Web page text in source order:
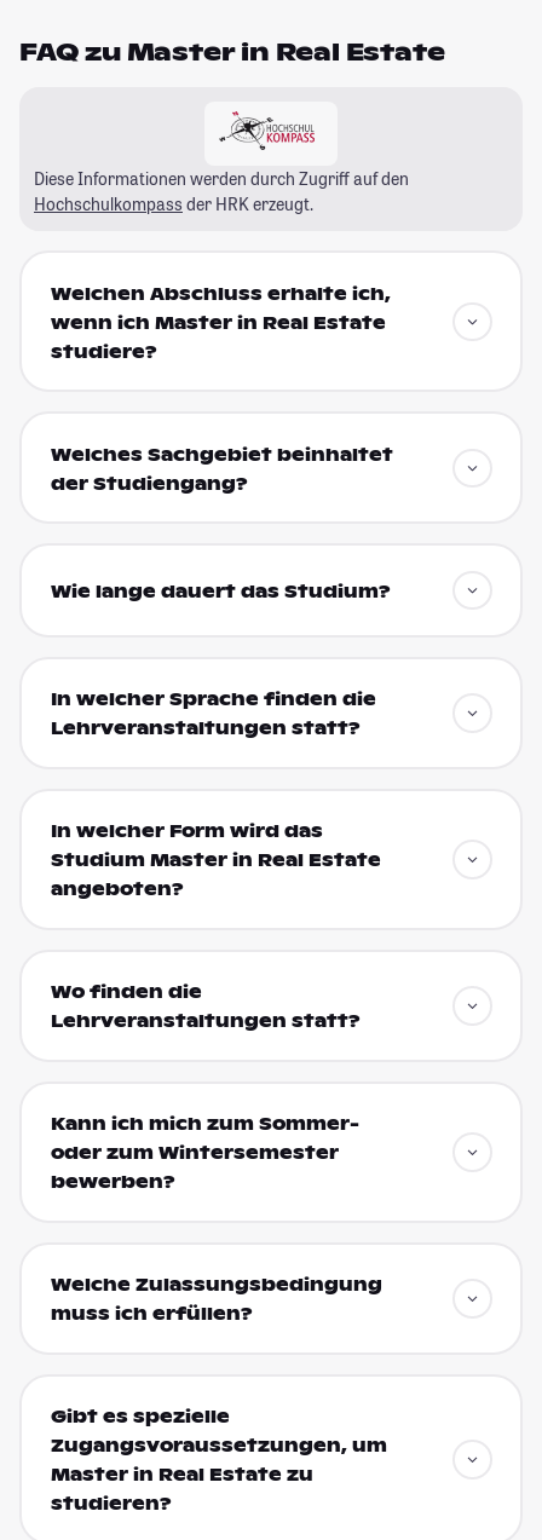
FAQ zu Master in Real Estate
Diese Informationen werden durch Zugriff auf den
Hochschulkompass der HRK erzeugt.
Welchen Abschluss erhalte ich,
wenn ich Master in Real Estate
studiere?
Welches Sachgebiet beinhaltet
der Studiengang?
Wie lange dauert das Studium?
In welcher Sprache finden die
Lehrveranstaltungen statt?
In welcher Form wird das
Studium Master in Real Estate
angeboten?
Wo finden die
Lehrveranstaltungen statt?
Kann ich mich zum Sommer-
oder zum Wintersemester
bewerben?
Welche Zulassungsbedingung
muss ich erfüllen?
Gibt es spezielle
Zugangsvoraussetzungen, um
Master in Real Estate zu
studieren?